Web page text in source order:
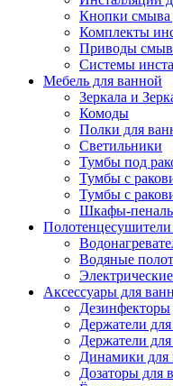
Кнопки смыва
Комплекты
Приводы
Системы
Мебель для ванной
Зеркала и
Комоды
Полки для
Светильники
Тумбы под
Тумбы с
Тумбы с
Шкафы-
Полотенцесушители
Водяные
Аксессуары для
Дезинфекторы
Держатели
Держатели
Динамики для
Дозаторы для